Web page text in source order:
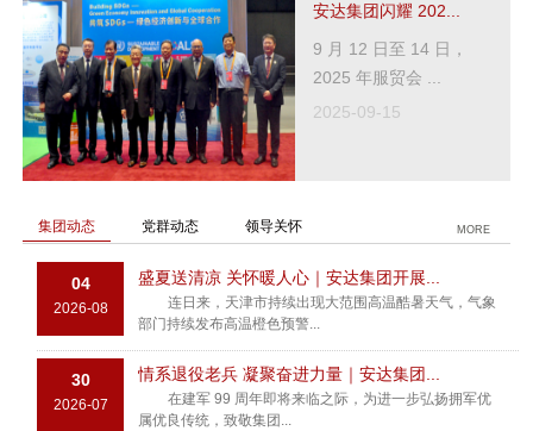
安达集团闪耀 202...
9 月 12 日至 14 日，
2025 年服贸会 ...
2025-09-15
集团动态 党群动态 领导关怀 MORE
04
2026-08
盛夏送清凉 关怀暖人心｜安达集团开展...
连日来，天津市持续出现大范围高温酷暑天气，气象
部门持续发布高温橙色预警...
30
2026-07
情系退役老兵 凝聚奋进力量｜安达集团...
在建军 99 周年即将来临之际，为进一步弘扬拥军优
属优良传统，致敬集团...